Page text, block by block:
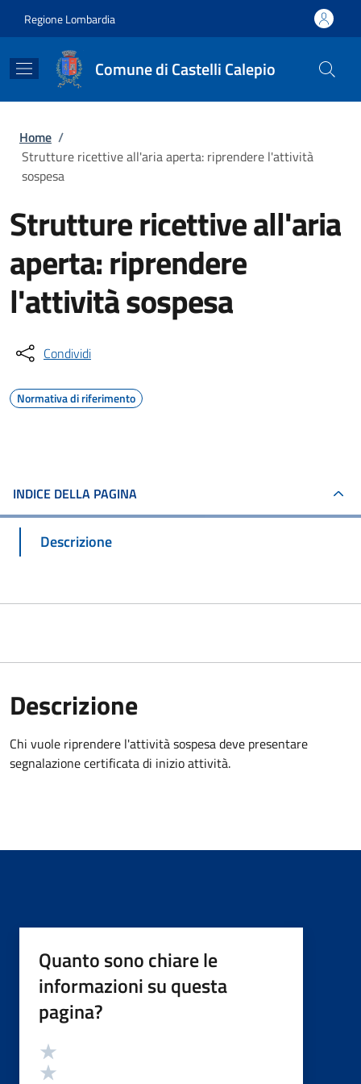
Regione Lombardia
Comune di Castelli Calepio
Briciole di pane
Home /
Strutture ricettive all'aria aperta: riprendere l'attività
sospesa
Strutture ricettive all'aria
aperta: riprendere
l'attività sospesa
Condividi
Normativa di riferimento
INDICE DELLA PAGINA
Descrizione
Descrizione
Chi vuole riprendere l'attività sospesa deve presentare
segnalazione certificata di inizio attività.
Quanto sono chiare le
informazioni su questa
pagina?
Valutazione